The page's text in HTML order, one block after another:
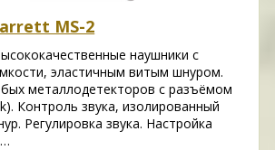
MS-2
наушники с
эластичным витым шнуром.
металлодетекторов с разъёмом
Контроль звука, изолированный
Регулировка звука. Настройка